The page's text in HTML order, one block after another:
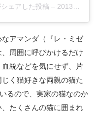
ェアした投稿 – 2013年 1月月21日午前9時07分PST
アマンダ（『レ・ミゼ
周囲に呼びかけるだけ
統などを気にせず、片
く猫好きな両親の猫た
るので、実家の猫なのか
たくさんの猫に囲まれ